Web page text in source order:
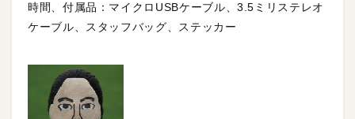
時間、付属品：マイクロUSBケーブル、3.5ミリステレオ
ケーブル、スタッフバッグ、ステッカー